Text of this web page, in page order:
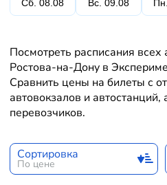
Сб. 08.08
Вс. 09.08
Посмотреть расписания всех
Ростова-на-Дону в
Сравнить цены на билеты с
автовокзалов и
перевозчиков.
Сортировка
По цене